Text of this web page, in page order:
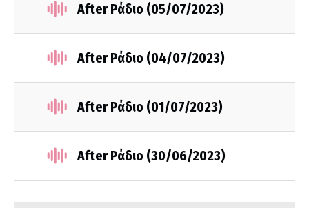
After Ράδιο (05/07/2023)
After Ράδιο (04/07/2023)
After Ράδιο (01/07/2023)
After Ράδιο (30/06/2023)